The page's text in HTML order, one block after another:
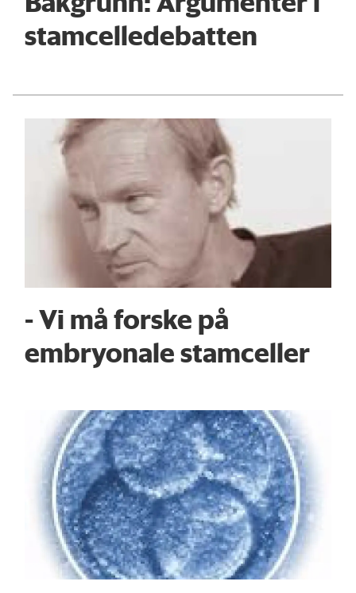
stamcelledebatten
- Vi må forske på
embryonale stamceller